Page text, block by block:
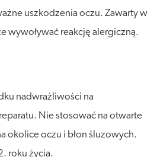
uszkodzenia oczu. Zawarty w
wywoływać reakcję alergiczną.
nadwrażliwości na
Nie stosować na otwarte
okolice oczu i błon śluzowych.
roku życia.